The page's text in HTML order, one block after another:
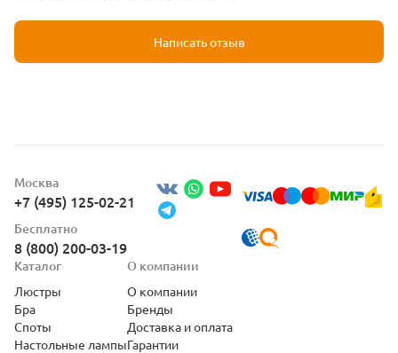
Написать отзыв
Москва
+7 (495) 125-02-21
Бесплатно
8 (800) 200-03-19
Каталог
Люстры
Бра
Споты
Настольные лампы
О компании
О компании
Бренды
Доставка и оплата
Гарантии